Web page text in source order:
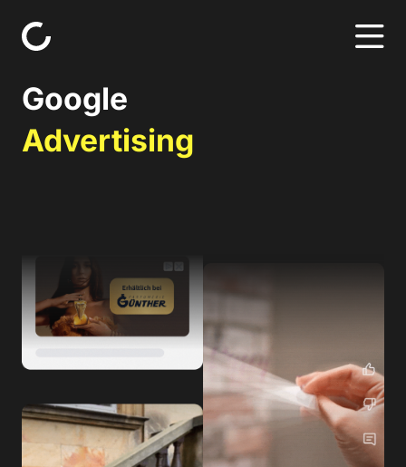
Google
Advertising